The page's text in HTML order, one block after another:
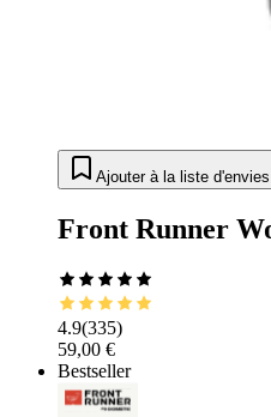
Ajouter à la liste d'envies
Front Runner
4.9(335)
59,00 €
Bestseller